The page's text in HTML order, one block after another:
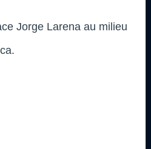
Jorge Larena au milieu